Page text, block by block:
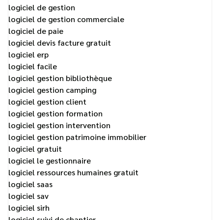
logiciel de gestion
logiciel de gestion commerciale
logiciel de paie
logiciel devis facture gratuit
logiciel erp
logiciel facile
logiciel gestion bibliothèque
logiciel gestion camping
logiciel gestion client
logiciel gestion formation
logiciel gestion intervention
logiciel gestion patrimoine immobilier
logiciel gratuit
logiciel le gestionnaire
logiciel ressources humaines gratuit
logiciel saas
logiciel sav
logiciel sirh